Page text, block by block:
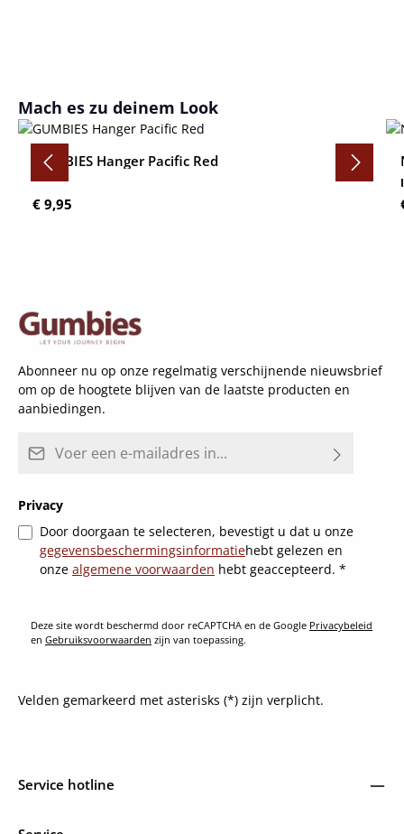
Productgalerij overslaan
Mach es zu deinem Look
GUMBIES Hanger Pacific Red
Normale prijs:
€ 9,95
Abonneer nu op onze regelmatig verschijnende nieuwsbrief
om op de hoogtete blijven van de laatste producten en
aanbiedingen.
Privacy
Door doorgaan te selecteren, bevestigt u dat u onze
gegevensbeschermingsinformatiehebt gelezen en
onze algemene voorwaarden hebt geaccepteerd. *
Deze site wordt beschermd door reCAPTCHA en de Google Privacybeleid
en Gebruiksvoorwaarden zijn van toepassing.
Velden gemarkeerd met asterisks (*) zijn verplicht.
Service hotline